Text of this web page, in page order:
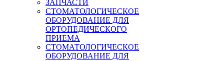
ЗАПЧАСТИ
СТОМАТОЛОГИЧЕСКОЕ
ОБОРУДОВАНИЕ ДЛЯ
ОРТОПЕДИЧЕСКОГО
ПРИЕМА
СТОМАТОЛОГИЧЕСКОЕ
ОБОРУДОВАНИЕ ДЛЯ